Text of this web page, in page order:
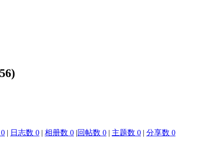
| 日志数 0 | 相册数 0 |回帖数 0 | 主题数 0 | 分享数 0